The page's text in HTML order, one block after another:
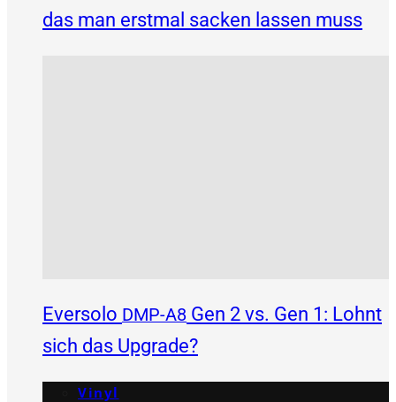
das man erstmal sacken lassen muss
Eversolo DMP-A8 Gen 2 vs. Gen 1: Lohnt
sich das Upgrade?
Vinyl